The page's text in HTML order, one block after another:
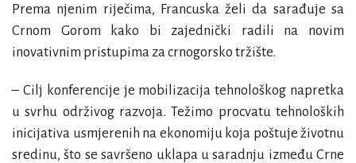
Prema njenim riječima, Francuska želi da sarađuje sa
Crnom Gorom kako bi zajednički radili na novim
inovativnim pristupima za crnogorsko tržište.
– Cilj konferencije je mobilizacija tehnološkog napretka
u svrhu održivog razvoja. Težimo procvatu tehnoloških
inicijativa usmjerenih na ekonomiju koja poštuje životnu
sredinu, što se savršeno uklapa u saradnju između Crne